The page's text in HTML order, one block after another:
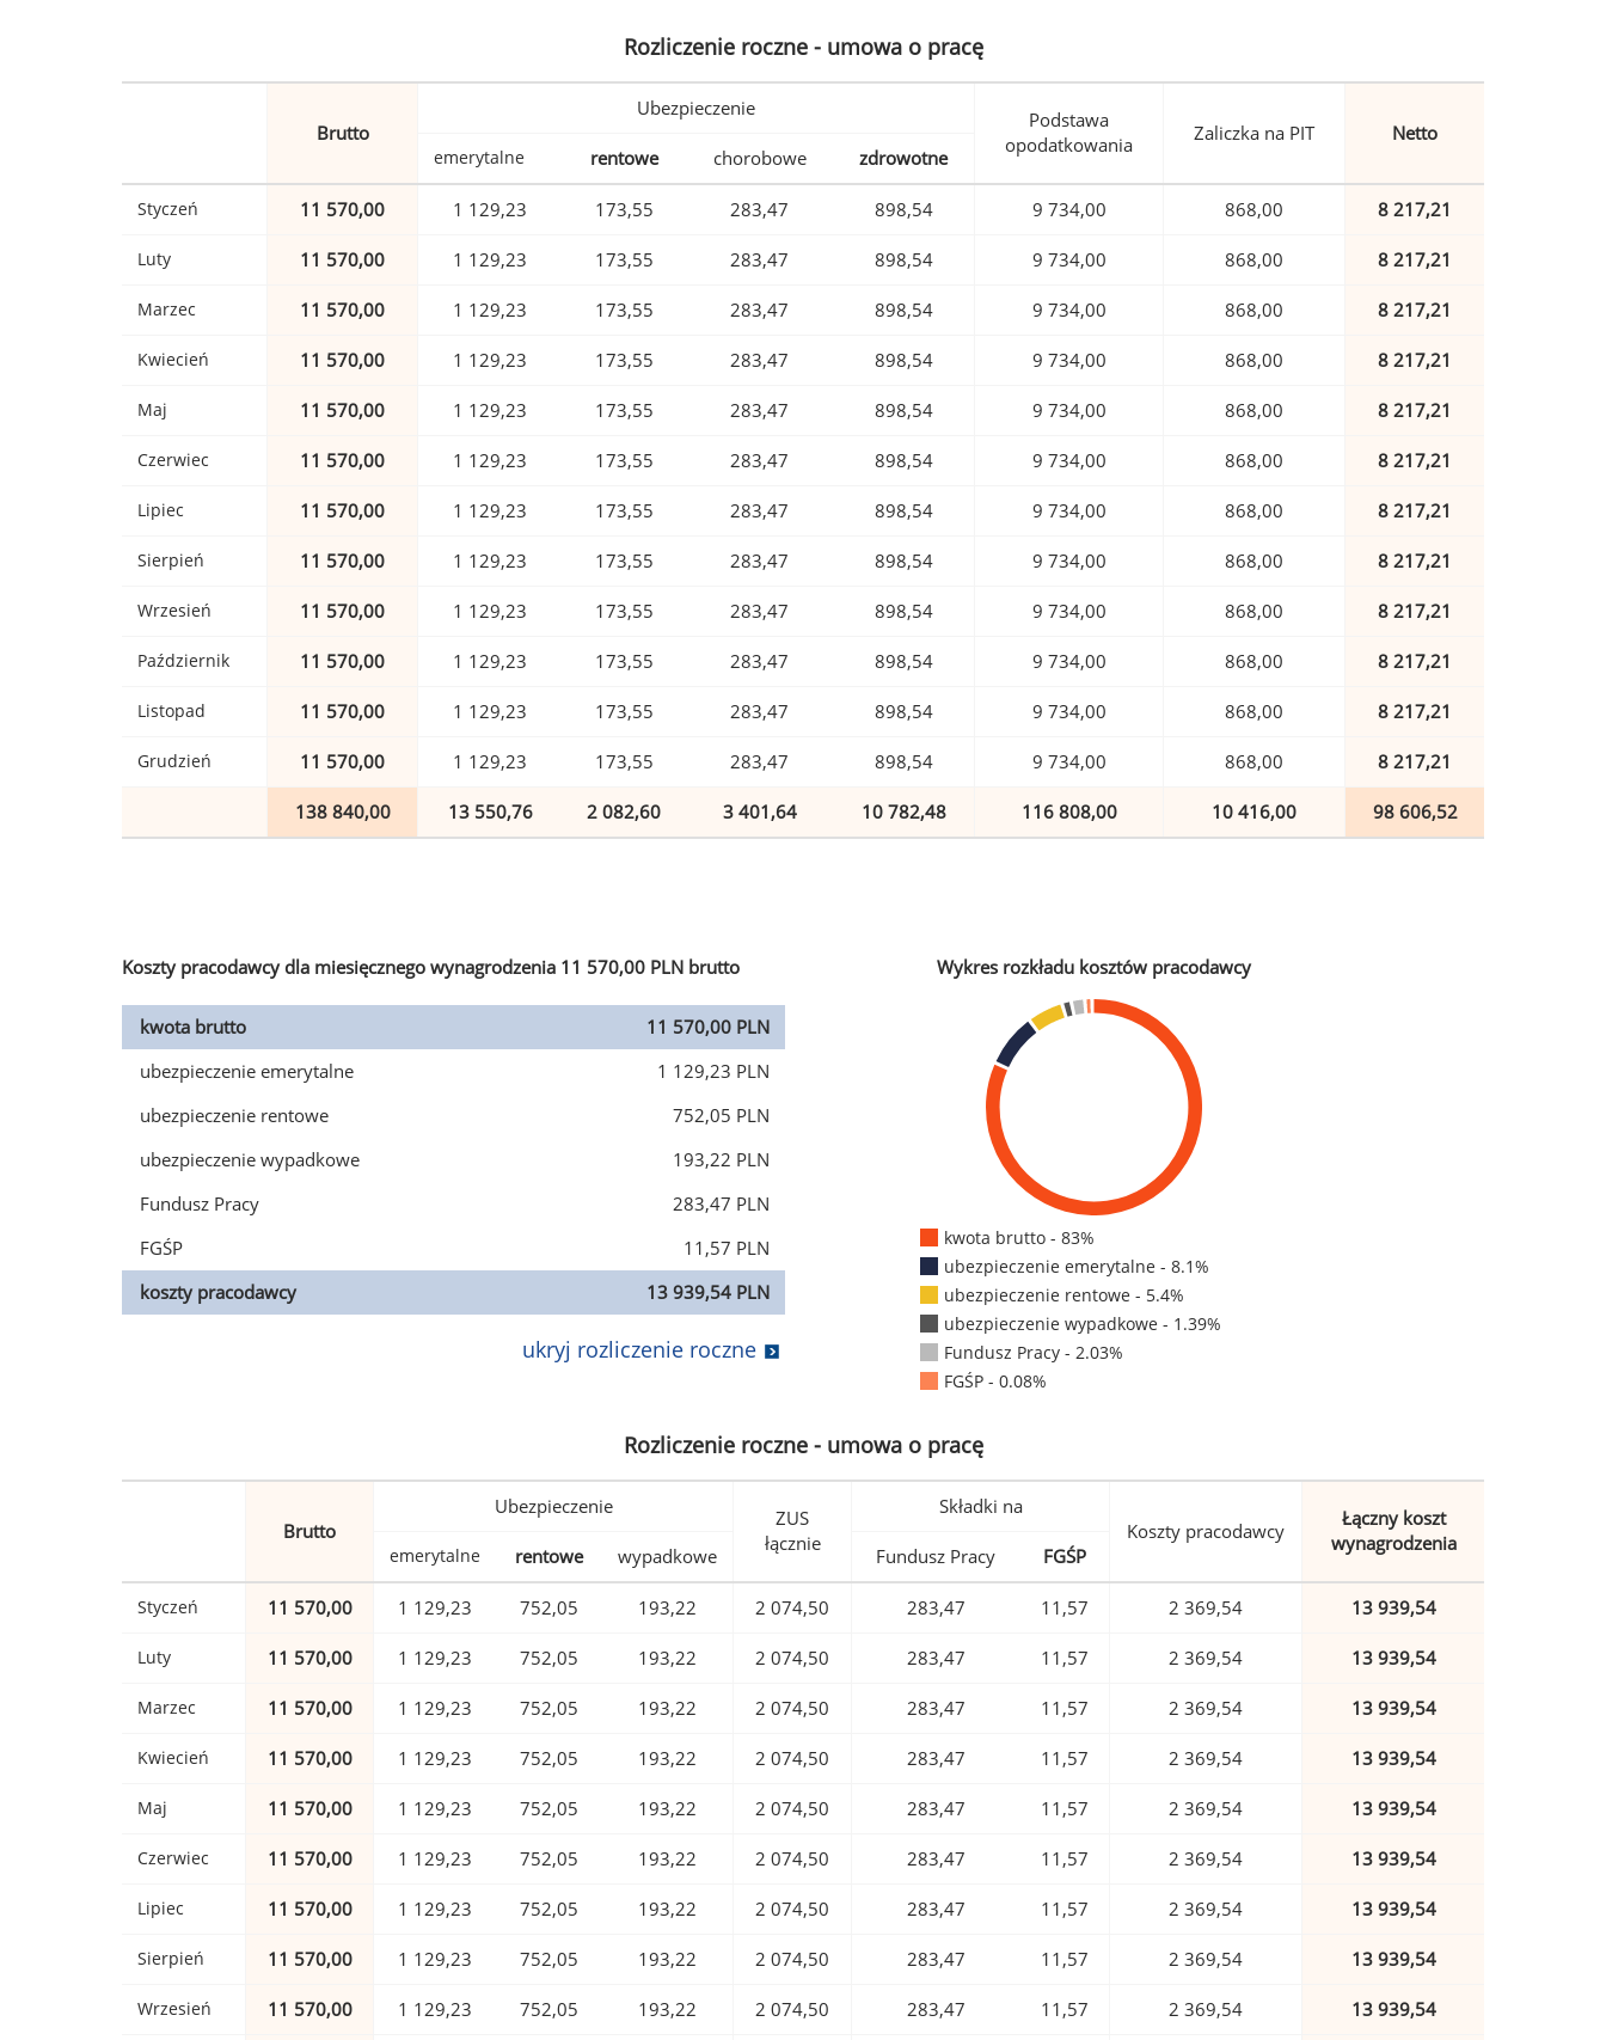
Rozliczenie roczne - umowa o pracę
Brutto
Ubezpieczenie
Podstawa
opodatkowania
Zaliczka na PIT Netto
emerytalne rentowe chorobowe zdrowotne
Styczeń 11 570,00 1 129,23 173,55 283,47 898,54 9 734,00 868,00 8 217,21
Luty 11 570,00 1 129,23 173,55 283,47 898,54 9 734,00 868,00 8 217,21
Marzec 11 570,00 1 129,23 173,55 283,47 898,54 9 734,00 868,00 8 217,21
Kwiecień 11 570,00 1 129,23 173,55 283,47 898,54 9 734,00 868,00 8 217,21
Maj 11 570,00 1 129,23 173,55 283,47 898,54 9 734,00 868,00 8 217,21
Czerwiec 11 570,00 1 129,23 173,55 283,47 898,54 9 734,00 868,00 8 217,21
Lipiec 11 570,00 1 129,23 173,55 283,47 898,54 9 734,00 868,00 8 217,21
Sierpień 11 570,00 1 129,23 173,55 283,47 898,54 9 734,00 868,00 8 217,21
Wrzesień 11 570,00 1 129,23 173,55 283,47 898,54 9 734,00 868,00 8 217,21
Październik 11 570,00 1 129,23 173,55 283,47 898,54 9 734,00 868,00 8 217,21
Listopad 11 570,00 1 129,23 173,55 283,47 898,54 9 734,00 868,00 8 217,21
Grudzień 11 570,00 1 129,23 173,55 283,47 898,54 9 734,00 868,00 8 217,21
138 840,00 13 550,76 2 082,60 3 401,64 10 782,48 116 808,00 10 416,00 98 606,52
Koszty pracodawcy dla miesięcznego wynagrodzenia 11 570,00 PLN brutto
kwota brutto
11 570,00 PLN
ubezpieczenie emerytalne
1 129,23 PLN
ubezpieczenie rentowe
752,05 PLN
ubezpieczenie wypadkowe
193,22 PLN
Fundusz Pracy
283,47 PLN
FGŚP
11,57 PLN
koszty pracodawcy
13 939,54 PLN
ukryj rozliczenie roczne
Wykres rozkładu kosztów pracodawcy
kwota brutto - 83%
ubezpieczenie emerytalne - 8.1%
ubezpieczenie rentowe - 5.4%
ubezpieczenie wypadkowe - 1.39%
Fundusz Pracy - 2.03%
FGŚP - 0.08%
Rozliczenie roczne - umowa o pracę
Brutto
Ubezpieczenie
ZUS
łącznie
Składki na
Koszty pracodawcy
Łączny koszt
wynagrodzenia
emerytalne rentowe wypadkowe Fundusz Pracy FGŚP
Styczeń 11 570,00 1 129,23 752,05 193,22 2 074,50 283,47 11,57 2 369,54 13 939,54
Luty 11 570,00 1 129,23 752,05 193,22 2 074,50 283,47 11,57 2 369,54 13 939,54
Marzec 11 570,00 1 129,23 752,05 193,22 2 074,50 283,47 11,57 2 369,54 13 939,54
Kwiecień 11 570,00 1 129,23 752,05 193,22 2 074,50 283,47 11,57 2 369,54 13 939,54
Maj 11 570,00 1 129,23 752,05 193,22 2 074,50 283,47 11,57 2 369,54 13 939,54
Czerwiec 11 570,00 1 129,23 752,05 193,22 2 074,50 283,47 11,57 2 369,54 13 939,54
Lipiec 11 570,00 1 129,23 752,05 193,22 2 074,50 283,47 11,57 2 369,54 13 939,54
Sierpień 11 570,00 1 129,23 752,05 193,22 2 074,50 283,47 11,57 2 369,54 13 939,54
Wrzesień 11 570,00 1 129,23 752,05 193,22 2 074,50 283,47 11,57 2 369,54 13 939,54